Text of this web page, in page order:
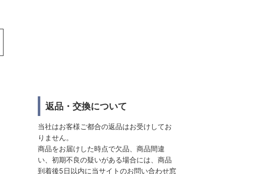
返品・交換について
当社はお客様ご都合の返品はお受けしてお
りません。
商品をお届けした時点で欠品、商品間違
い、初期不良の疑いがある場合には、商品
到着後5日以内に当サイトのお問い合わせ窓